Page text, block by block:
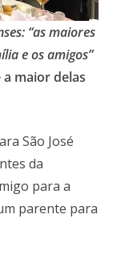
“as maiores
e os amigos”
maior delas
São José
da
para a
parente para